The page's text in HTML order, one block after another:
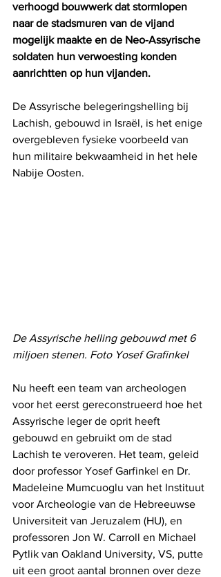
verhoogd bouwwerk dat stormlopen
naar de stadsmuren van de vijand
mogelijk maakte en de Neo-Assyrische
soldaten hun verwoesting konden
aanrichtten op hun vijanden.
De Assyrische belegeringshelling bij
Lachish, gebouwd in Israël, is het enige
overgebleven fysieke voorbeeld van
hun militaire bekwaamheid in het hele
Nabije Oosten.
De Assyrische helling gebouwd met 6
miljoen stenen. Foto Yosef Grafinkel
Nu heeft een team van archeologen
voor het eerst gereconstrueerd hoe het
Assyrische leger de oprit heeft
gebouwd en gebruikt om de stad
Lachish te veroveren. Het team, geleid
door professor Yosef Garfinkel en Dr.
Madeleine Mumcuoglu van het Instituut
voor Archeologie van de Hebreeuwse
Universiteit van Jeruzalem (HU), en
professoren Jon W. Carroll en Michael
Pytlik van Oakland University, VS, putte
uit een groot aantal bronnen over deze